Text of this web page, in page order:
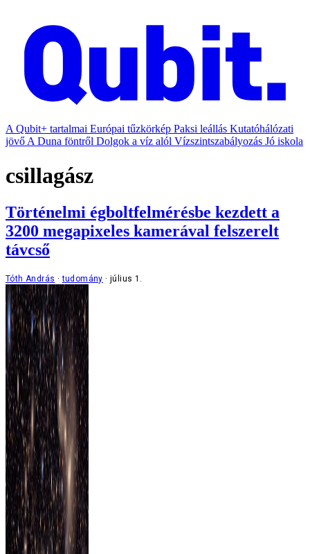
A Qubit+ tartalmai Európai tűzkörkép Paksi leállás Kutatóhálózati
jövő A Duna föntről Dolgok a víz alól Vízszintszabályozás Jó iskola
csillagász
Történelmi égboltfelmérésbe kezdett a
3200 megapixeles kamerával felszerelt
távcső
Tóth András tudomány július 1.